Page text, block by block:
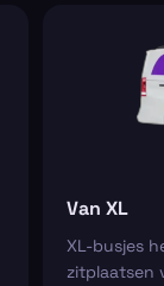
Van XL
XL-busjes
zitplaatsen